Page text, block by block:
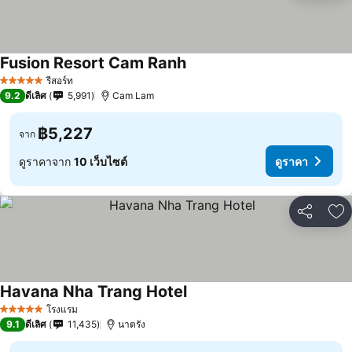
5 ดาว รีสอร์ท
Fusion Resort Cam Ranh
9.2 ดีเลิศ 5,991 Cam Lam
จาก ฿5,227
ดูราคาจาก 10 เว็บไซต์ ดูราคา
แชร์ เ
5 ดาว โรงแรม
Havana Nha Trang Hotel
9.1 ดีเลิศ 11,435 นาตรัง